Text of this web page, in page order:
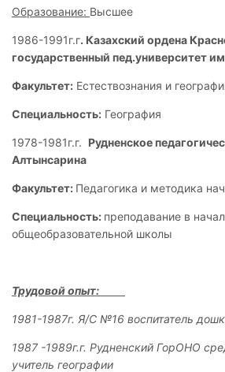
Образование: Высшее
1986-1991г.г. Казахский ордена
государственный пед.университет
Факультет: Естествознания и
Специальность: География
1978-1981г.г. Рудненское
Алтынсарина
Факультет: Педагогика и методика
Специальность: преподавание в
общеобразовательной школы
Трудовой опыт:
1981-1987г. Я/С №16 воспитатель
1987 -1989г.г. Рудненский ГорОНО
учитель географии